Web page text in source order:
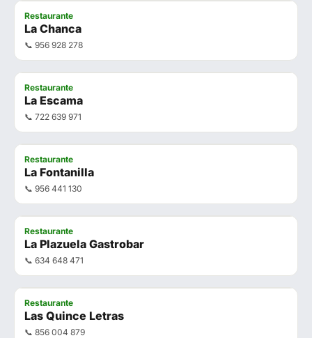
Restaurante
La Chanca
📞 956 928 278
Restaurante
La Escama
📞 722 639 971
Restaurante
La Fontanilla
📞 956 441 130
Restaurante
La Plazuela Gastrobar
📞 634 648 471
Restaurante
Las Quince Letras
📞 856 004 879